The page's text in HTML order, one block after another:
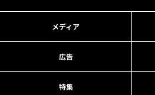
メディア
広告
特集